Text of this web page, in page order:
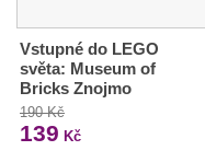
Vstupné do LEGO
světa: Museum of
Bricks Znojmo
190 Kč
139 Kč